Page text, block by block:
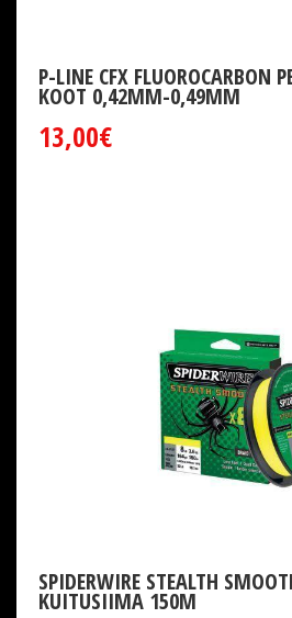
P-LINE CFX FLUOROCARBON
KOOT 0,42MM-0,49MM
13,00€
SPIDERWIRE STEALTH
KUITUSIIMA 150M